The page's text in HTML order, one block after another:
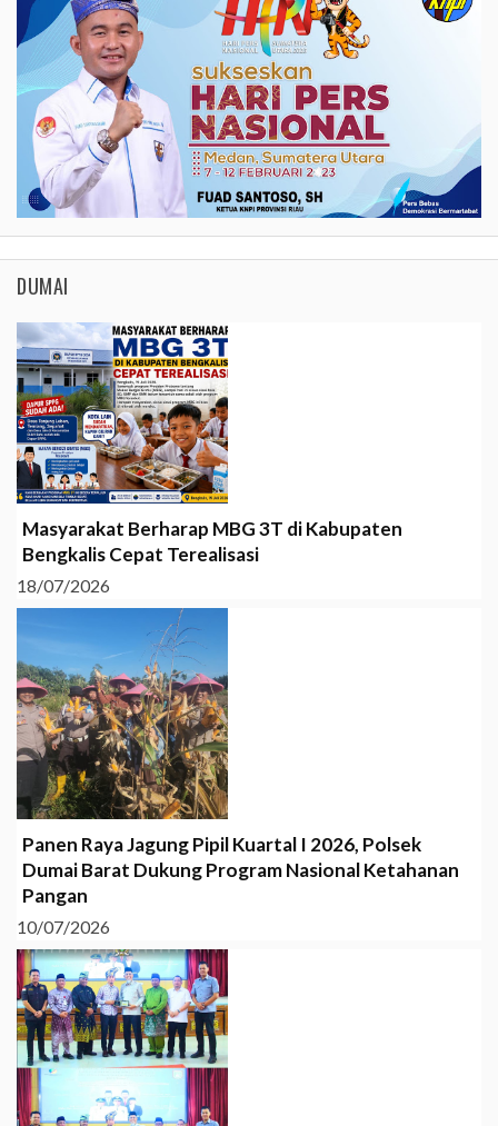
DUMAI
Masyarakat Berharap MBG 3T di Kabupaten
Bengkalis Cepat Terealisasi
18/07/2026
Panen Raya Jagung Pipil Kuartal I 2026, Polsek
Dumai Barat Dukung Program Nasional Ketahanan
Pangan
10/07/2026